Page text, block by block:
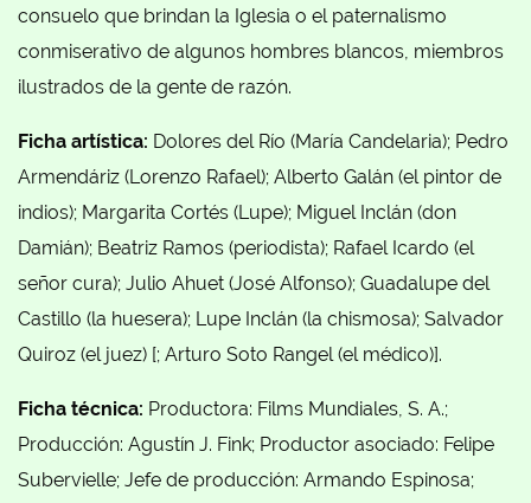
consuelo que brindan la Iglesia o el paternalismo
conmiserativo de algunos hombres blancos, miembros
ilustrados de la gente de razón.
Ficha artística: Dolores del Río (María Candelaria); Pedro
Armendáriz (Lorenzo Rafael); Alberto Galán (el pintor de
indios); Margarita Cortés (Lupe); Miguel Inclán (don
Damián); Beatriz Ramos (periodista); Rafael Icardo (el
señor cura); Julio Ahuet (José Alfonso); Guadalupe del
Castillo (la huesera); Lupe Inclán (la chismosa); Salvador
Quiroz (el juez) [; Arturo Soto Rangel (el médico)].
Ficha técnica: Productora: Films Mundiales, S. A.;
Producción: Agustín J. Fink; Productor asociado: Felipe
Subervielle; Jefe de producción: Armando Espinosa;